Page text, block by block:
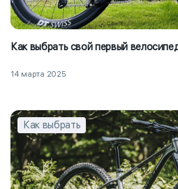
Как выбрать свой первый
14 марта 2025
Как выбрать